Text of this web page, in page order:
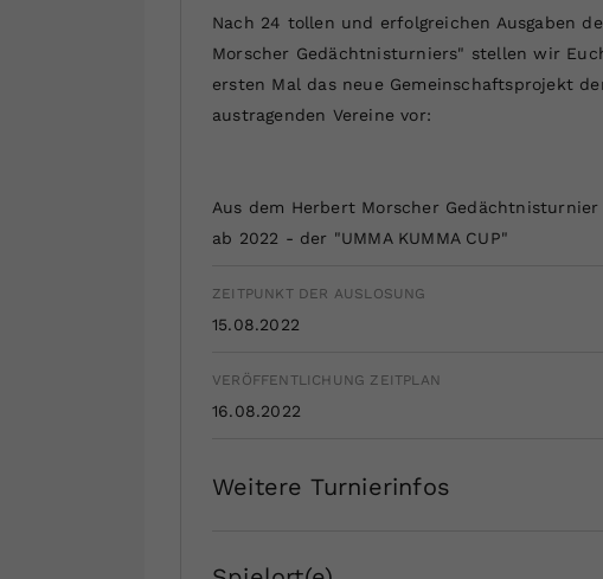
Nach 24 tollen und erfolgreichen Ausgaben
Morscher Gedächtnisturniers" stellen wir
ersten Mal das neue Gemeinschaftsprojekt
austragenden Vereine vor:
Aus dem Herbert Morscher
ab 2022 - der "UMMA KUMMA CUP"
ZEITPUNKT DER AUSLOSUNG
15.08.2022
VERÖFFENTLICHUNG ZEITPLAN
16.08.2022
Weitere Turnierinfos